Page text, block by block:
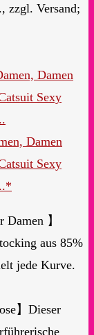
zzgl. Versand;
Damen
Sexy
Damen 】
aus 85%
jede Kurve.
】Dieser